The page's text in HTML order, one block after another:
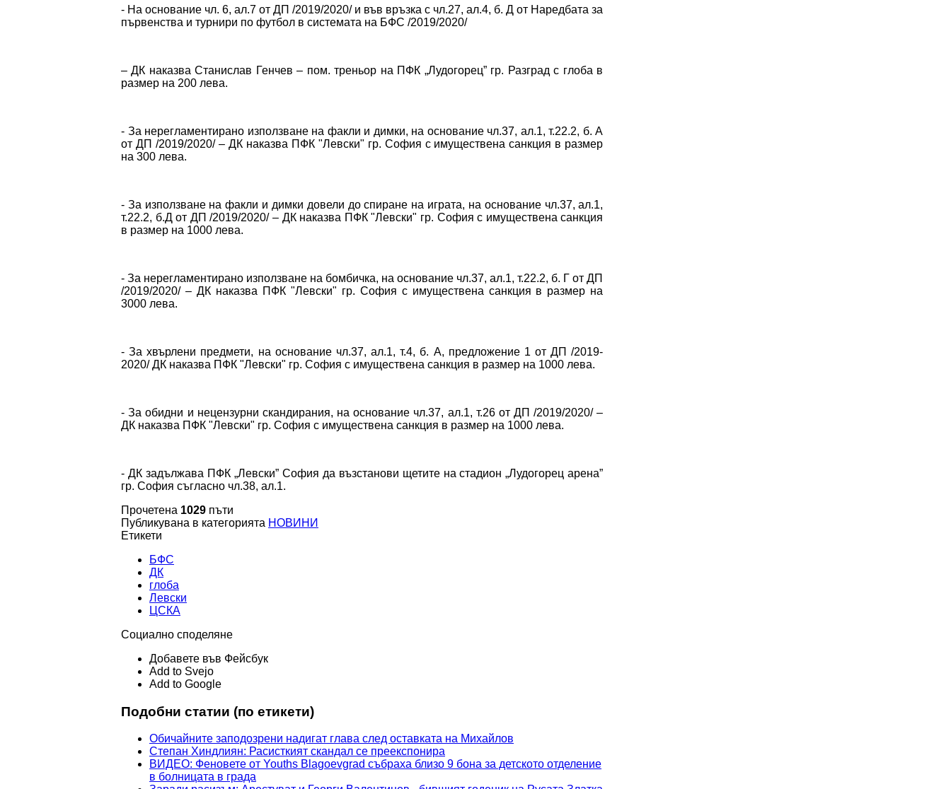
- На основание чл. 6, ал.7 от ДП /2019/2020/ и във връзка с чл.27, ал.4, б. Д от Наредбата за
първенства и турнири по футбол в системата на БФС /2019/2020/
– ДК наказва Станислав Генчев – пом. треньор на ПФК „Лудогорец” гр. Разград с глоба в
размер на 200 лева.
- За нерегламентирано използване на факли и димки, на основание чл.37, ал.1, т.22.2, б. А
от ДП /2019/2020/ – ДК наказва ПФК "Левски" гр. София с имуществена санкция в размер
на 300 лева.
- За използване на факли и димки довели до спиране на играта, на основание чл.37, ал.1,
т.22.2, б.Д от ДП /2019/2020/ – ДК наказва ПФК "Левски" гр. София с имуществена санкция
в размер на 1000 лева.
- За нерегламентирано използване на бомбичка, на основание чл.37, ал.1, т.22.2, б. Г от ДП
/2019/2020/ – ДК наказва ПФК "Левски" гр. София с имуществена санкция в размер на
3000 лева.
- За хвърлени предмети, на основание чл.37, ал.1, т.4, б. А, предложение 1 от ДП /2019-
2020/ ДК наказва ПФК "Левски" гр. София с имуществена санкция в размер на 1000 лева.
- За обидни и нецензурни скандирания, на основание чл.37, ал.1, т.26 от ДП /2019/2020/ –
ДК наказва ПФК "Левски" гр. София с имуществена санкция в размер на 1000 лева.
- ДК задължава ПФК „Левски” София да възстанови щетите на стадион „Лудогорец арена”
гр. София съгласно чл.38, ал.1.
Прочетена 1029 пъти
Публикувана в категорията НОВИНИ
Етикети
БФС
ДК
глоба
Левски
ЦСКА
Социално споделяне
Добавете във Фейсбук
Add to Svejo
Add to Google
Подобни статии (по етикети)
Обичайните заподозрени надигат глава след оставката на Михайлов
Степан Хиндлиян: Расисткият скандал се преекспонира
ВИДЕО: Феновете от Youths Blagoevgrad събраха близо 9 бона за детското отделение
в болницата в града